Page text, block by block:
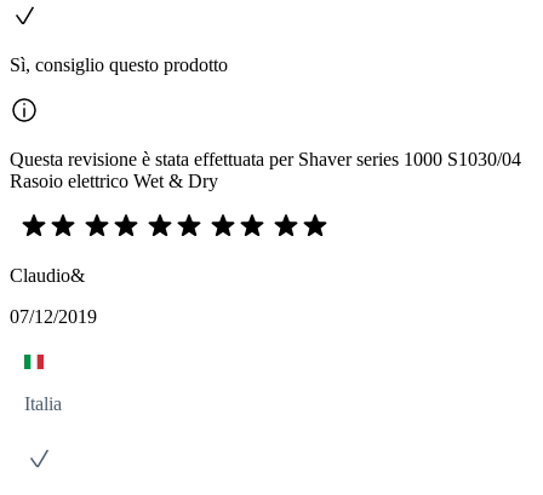
Sì, consiglio questo prodotto
Questa revisione è stata effettuata per Shaver series 1000 S1030/04
Rasoio elettrico Wet & Dry
Claudio&
07/12/2019
Italia